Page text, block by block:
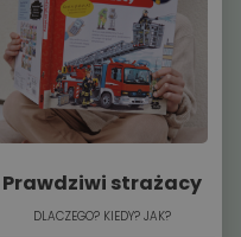
Prawdziwi strażacy
DLACZEGO? KIEDY? JAK?